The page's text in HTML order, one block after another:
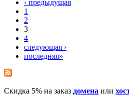
‹ предыдущая
1
2
3
4
следующая ›
последняя»
Скидка 5% на заказ домена или